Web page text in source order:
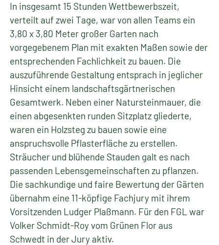
In insgesamt 15 Stunden Wettbewerbszeit,
verteilt auf zwei Tage, war von allen Teams ein
3,80 x 3,80 Meter großer Garten nach
vorgegebenem Plan mit exakten Maßen sowie der
entsprechenden Fachlichkeit zu bauen. Die
auszuführende Gestaltung entsprach in jeglicher
Hinsicht einem landschaftsgärtnerischen
Gesamtwerk. Neben einer Natursteinmauer, die
einen abgesenkten runden Sitzplatz gliederte,
waren ein Holzsteg zu bauen sowie eine
anspruchsvolle Pflasterfläche zu erstellen.
Sträucher und blühende Stauden galt es nach
passenden Lebensgemeinschaften zu pflanzen.
Die sachkundige und faire Bewertung der Gärten
übernahm eine 11-köpfige Fachjury mit ihrem
Vorsitzenden Ludger Plaßmann. Für den FGL war
Volker Schmidt-Roy vom Grünen Flor aus
Schwedt in der Jury aktiv.